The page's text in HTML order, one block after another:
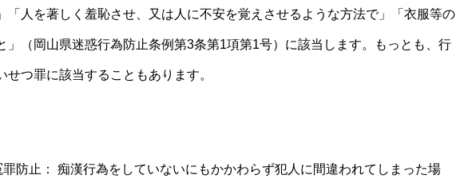
「人を著しく羞恥させ、又は人に不安を覚えさせるような方法で」「衣服等の
」（岡山県迷惑行為防止条例第3条第1項第1号）に該当します。もっとも、行
つ罪に該当することもあります。
防止： 痴漢行為をしていないにもかかわらず犯人に間違われてしまった場